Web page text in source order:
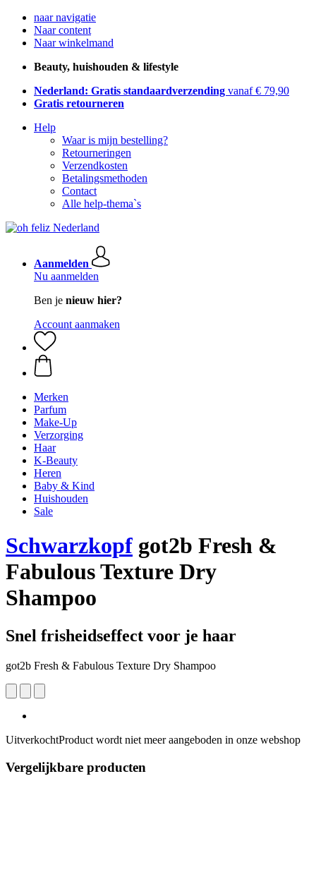
naar navigatie
Naar content
Naar winkelmand
Beauty, huishouden & lifestyle
Nederland: Gratis standaardverzending vanaf € 79,90
Gratis retourneren
Help
Waar is mijn bestelling?
Retourneringen
Verzendkosten
Betalingsmethoden
Contact
Alle help-thema`s
Aanmelden
Nu aanmelden
Ben je nieuw hier?
Account aanmaken
Merken
Parfum
Make-Up
Verzorging
Haar
K-Beauty
Heren
Baby & Kind
Huishouden
Sale
Schwarzkopf got2b Fresh &
Fabulous Texture Dry
Shampoo
Snel frisheidseffect voor je haar
got2b Fresh & Fabulous Texture Dry Shampoo
UitverkochtProduct wordt niet meer aangeboden in onze webshop
Vergelijkbare producten